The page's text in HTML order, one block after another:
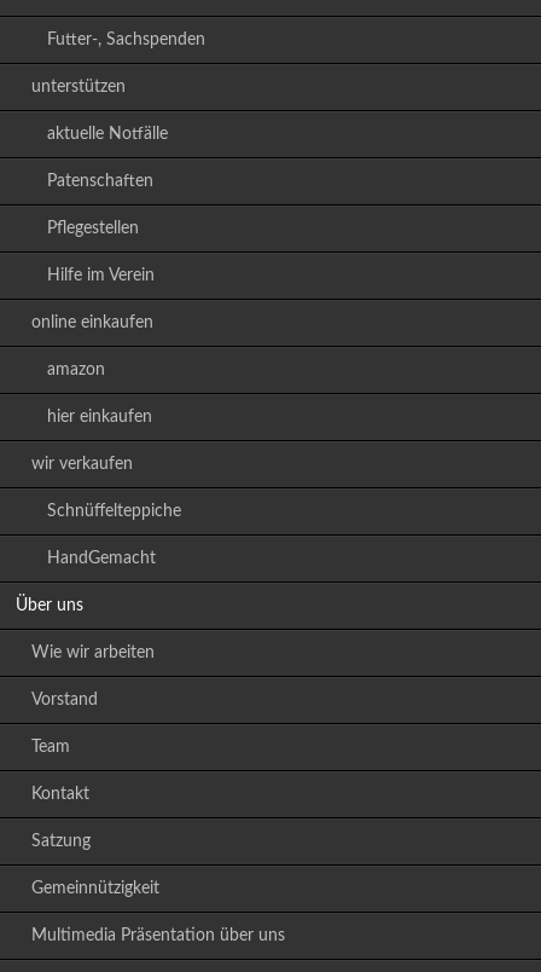
Futter-, Sachspenden
unterstützen
aktuelle Notfälle
Patenschaften
Pflegestellen
Hilfe im Verein
online einkaufen
amazon
hier einkaufen
wir verkaufen
Schnüffelteppiche
HandGemacht
Über uns
Wie wir arbeiten
Vorstand
Team
Kontakt
Satzung
Gemeinnützigkeit
Multimedia Präsentation über uns